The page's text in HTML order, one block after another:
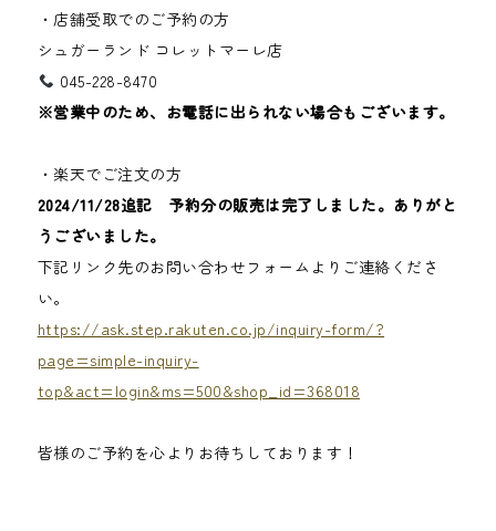
・店舗受取でのご予約の方
シュガーランド コレットマーレ店
045-228-8470
※営業中のため、お電話に出られない場合もございます。
・楽天でご注文の方
2024/11/28追記 予約分の販売は完了しました。ありがと
うございました。
下記リンク先のお問い合わせフォームよりご連絡くださ
い。
https://ask.step.rakuten.co.jp/inquiry-form/?
page=simple-inquiry-
top&act=login&ms=500&shop_id=368018
皆様のご予約を心よりお待ちしております！